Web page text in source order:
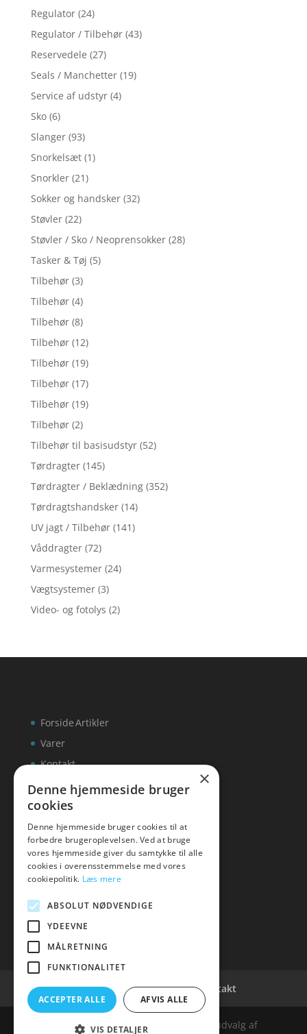
Regulator (24)
Regulator / Tilbehør (43)
Reservedele (27)
Seals / Manchetter (19)
Service af udstyr (4)
Sko (6)
Slanger (93)
Snorkelsæt (1)
Snorkler (21)
Sokker og handsker (32)
Støvler (22)
Støvler / Sko / Neoprensokker (28)
Tasker & Tøj (5)
Tilbehør (3)
Tilbehør (4)
Tilbehør (8)
Tilbehør (12)
Tilbehør (19)
Tilbehør (17)
Tilbehør (19)
Tilbehør (2)
Tilbehør til basisudstyr (52)
Tørdragter (145)
Tørdragter / Beklædning (352)
Tørdragtshandsker (14)
UV jagt / Tilbehør (141)
Våddragter (72)
Varmesystemer (24)
Vægtsystemer (3)
Video- og fotolys (2)
Forside
Varer
Kontakt
Artikler
inks
Tlf: 7876 8672
Mail:info@inks.dk
Cookie- og privatlivspolitik Kontakt
Denne hjemmeside samler et bredt udvalg af
×
Denne hjemmeside bruger
cookies
Denne hjemmeside bruger cookies til at
forbedre brugeroplevelsen. Ved at bruge
vores hjemmeside giver du samtykke til alle
cookies i overensstemmelse med vores
cookiepolitik. Læs mere
ABSOLUT NØDVENDIGE
YDEEVNE
MÅLRETNING
FUNKTIONALITET
ACCEPTER ALLE AFVIS ALLE
VIS DETALJER